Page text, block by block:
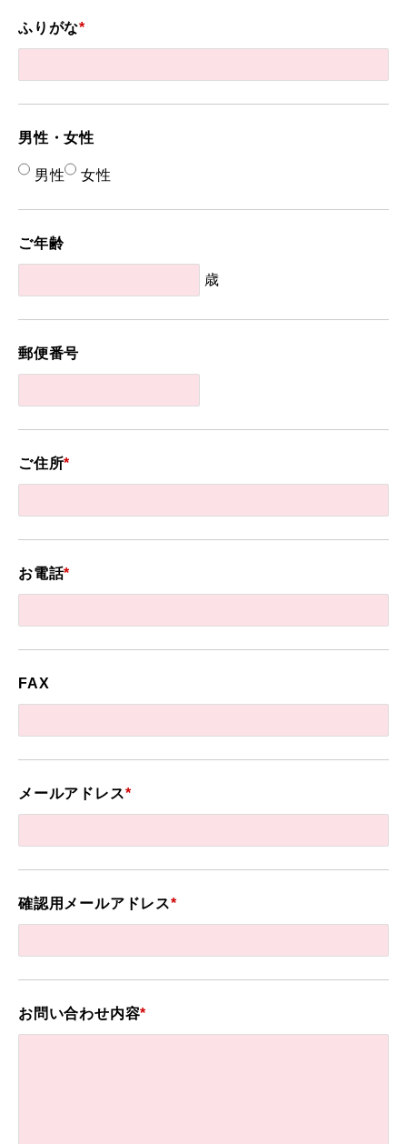
ふりがな*
男性・女性
男性 女性
ご年齢
歳
郵便番号
ご住所*
お電話*
FAX
メールアドレス*
確認用メールアドレス*
お問い合わせ内容*